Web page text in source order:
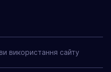
використання сайту